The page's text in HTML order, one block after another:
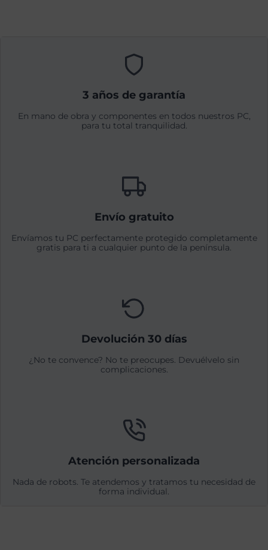
3 años de garantía
En mano de obra y componentes en todos nuestros PC,
para tu total tranquilidad.
Envío gratuito
Envíamos tu PC perfectamente protegido completamente
gratis para ti a cualquier punto de la península.
Devolución 30 días
¿No te convence? No te preocupes. Devuélvelo sin
complicaciones.
Atención personalizada
Nada de robots. Te atendemos y tratamos tu necesidad de
forma individual.